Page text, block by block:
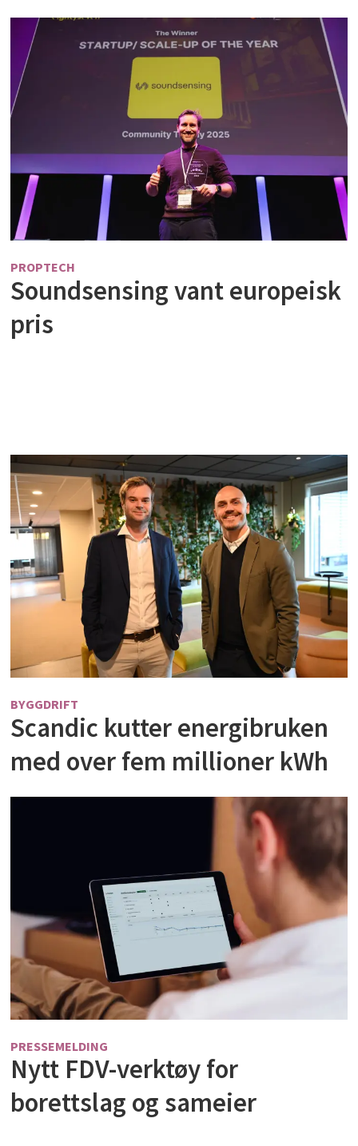
PROPTECH
Soundsensing vant europeisk
pris
BYGGDRIFT
Scandic kutter energibruken
med over fem millioner kWh
PRESSEMELDING
Nytt FDV-verktøy for
borettslag og sameier